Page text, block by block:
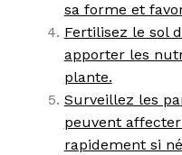
sa forme et
Fertilisez le sol
apporter les
plante.
Surveillez les
peuvent
rapidement si